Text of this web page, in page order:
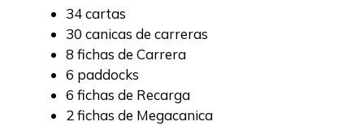
34 cartas
30 canicas de carreras
8 fichas de Carrera
6 paddocks
6 fichas de Recarga
2 fichas de Megacanica